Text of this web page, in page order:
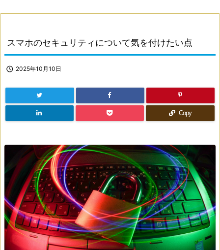
スマホのセキュリティについて気を付けたい点
 2025年10月10日
Copy